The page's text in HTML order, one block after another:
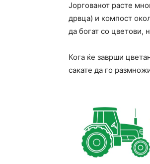
Јоргованот расте
дрвца) и компост
да богат со цветови,
Кога ќе заврши
сакате да го